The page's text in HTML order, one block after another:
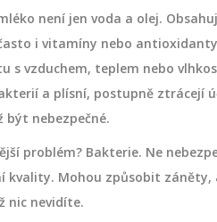
není jen voda a olej.
i vitamíny nebo
s vzduchem, teplem nebo
a plísní, postupně ztrácejí
být nebezpečné.
problém? Bakterie. Ne
kvality. Mohou způsobit záněty,
nic nevidíte.